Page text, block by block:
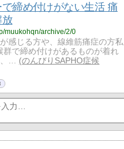
締め付けがない生活 痛
放
muukohqn/archive/2/0
感じる方や、線維筋痛症の方私
群で締め付けがあるものが着れ
、…
のんびりSAPHO症候